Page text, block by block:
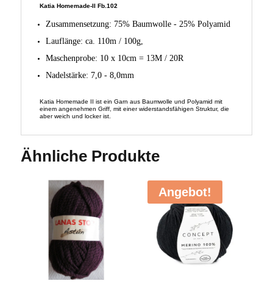
Katia Homemade-II Fb.102
Zusammensetzung: 75% Baumwolle - 25% Polyamid
Lauflänge: ca. 110m / 100g,
Maschenprobe: 10 x 10cm = 13M / 20R
Nadelstärke: 7,0 - 8,0mm
Katia Homemade II ist ein Garn aus Baumwolle und Polyamid mit
einem angenehmen Griff, mit einer widerstandsfähigen Struktur, die
aber weich und locker ist.
Ähnliche Produkte
Angebot!